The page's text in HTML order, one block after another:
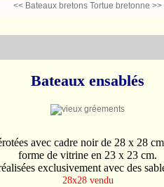
<< Bateaux bretons Tortue bretonne >>
Bateaux ensablés
avec cadre noir de 28 x 28
forme de vitrine en 23 x 23 cm.
exclusivement avec des
28x28 vendu